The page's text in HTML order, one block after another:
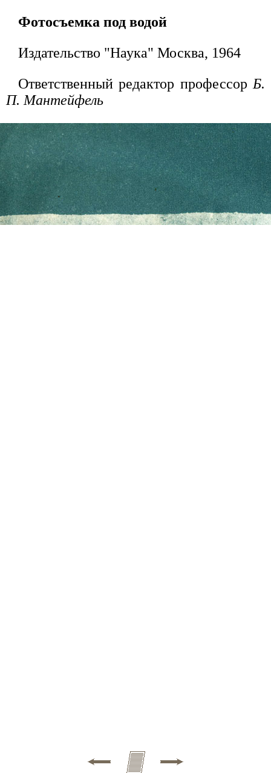
Фотосъемка под водой
Издательство "Наука" Москва, 1964
Ответственный редактор профессорБ.
П. Мантейфель